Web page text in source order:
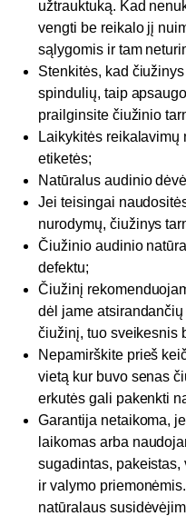
užtrauktuką. Kad
vengti be reikalo jį
sąlygomis ir tam
Stenkitės, kad
spindulių, taip
prailginsite čiužinio
Laikykitės
etiketės;
Natūralus audinio
Jei teisingai
nurodymų, čiužinys
Čiužinio audinio
defektu;
Čiužinį
dėl jame
čiužinį, tuo sveikesnis
Nepamirškite prieš
vietą kur buvo senas
erkutės gali pakenkti
Garantija netaikoma,
laikomas arba
sugadintas,
ir valymo
natūralaus